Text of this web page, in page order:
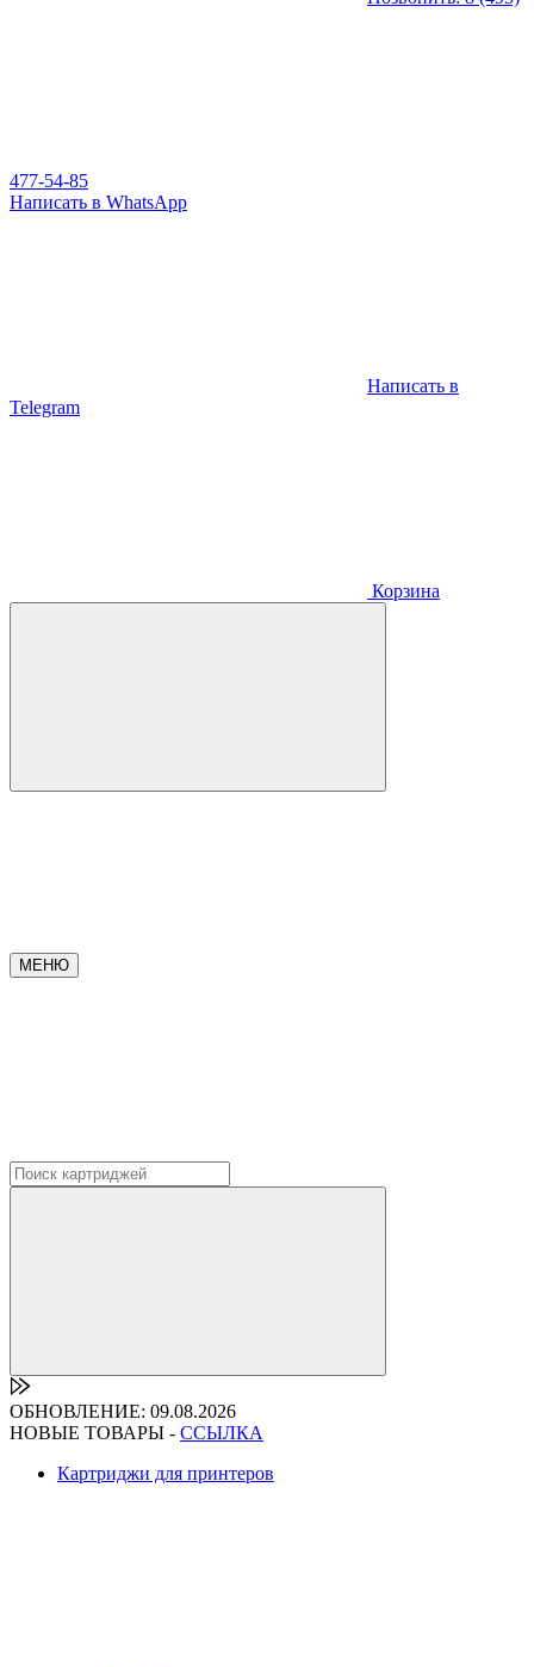
477-54-85
Написать в WhatsApp
Написать в
Telegram
Корзина
МЕНЮ
ОБНОВЛЕНИЕ: 09.08.2026
НОВЫЕ ТОВАРЫ - ССЫЛКА
Картриджи для принтеров